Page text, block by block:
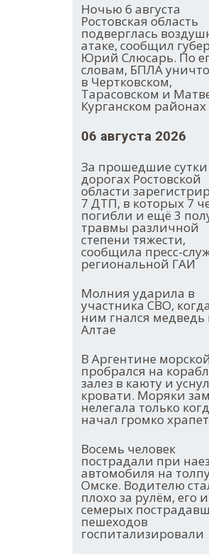
Ночью 6 августа
Ростовская область
подверглась
атаке, сообщил
Юрий Слюсарь. По
словам, БПЛА
в Чертковском,
Тарасовском и
Курганском районах
06 августа 2026
За прошедшие сутки
дорогах Ростовской
области
7 ДТП, в которых 7
погибли и ещё 3
травмы различной
степени тяжести,
сообщила пресс-
региональной ГАИ
Молния ударила в
участника СВО,
ним гнался медведь
Алтае
В Аргентине
пробрался на
залез в каюту и
кровати. Моряки
нелегала только
начал громко
Восемь человек
пострадали при
автомобиля на
Омске. Водителю
плохо за рулём, его и
семерых
пешеходов
госпитализировали